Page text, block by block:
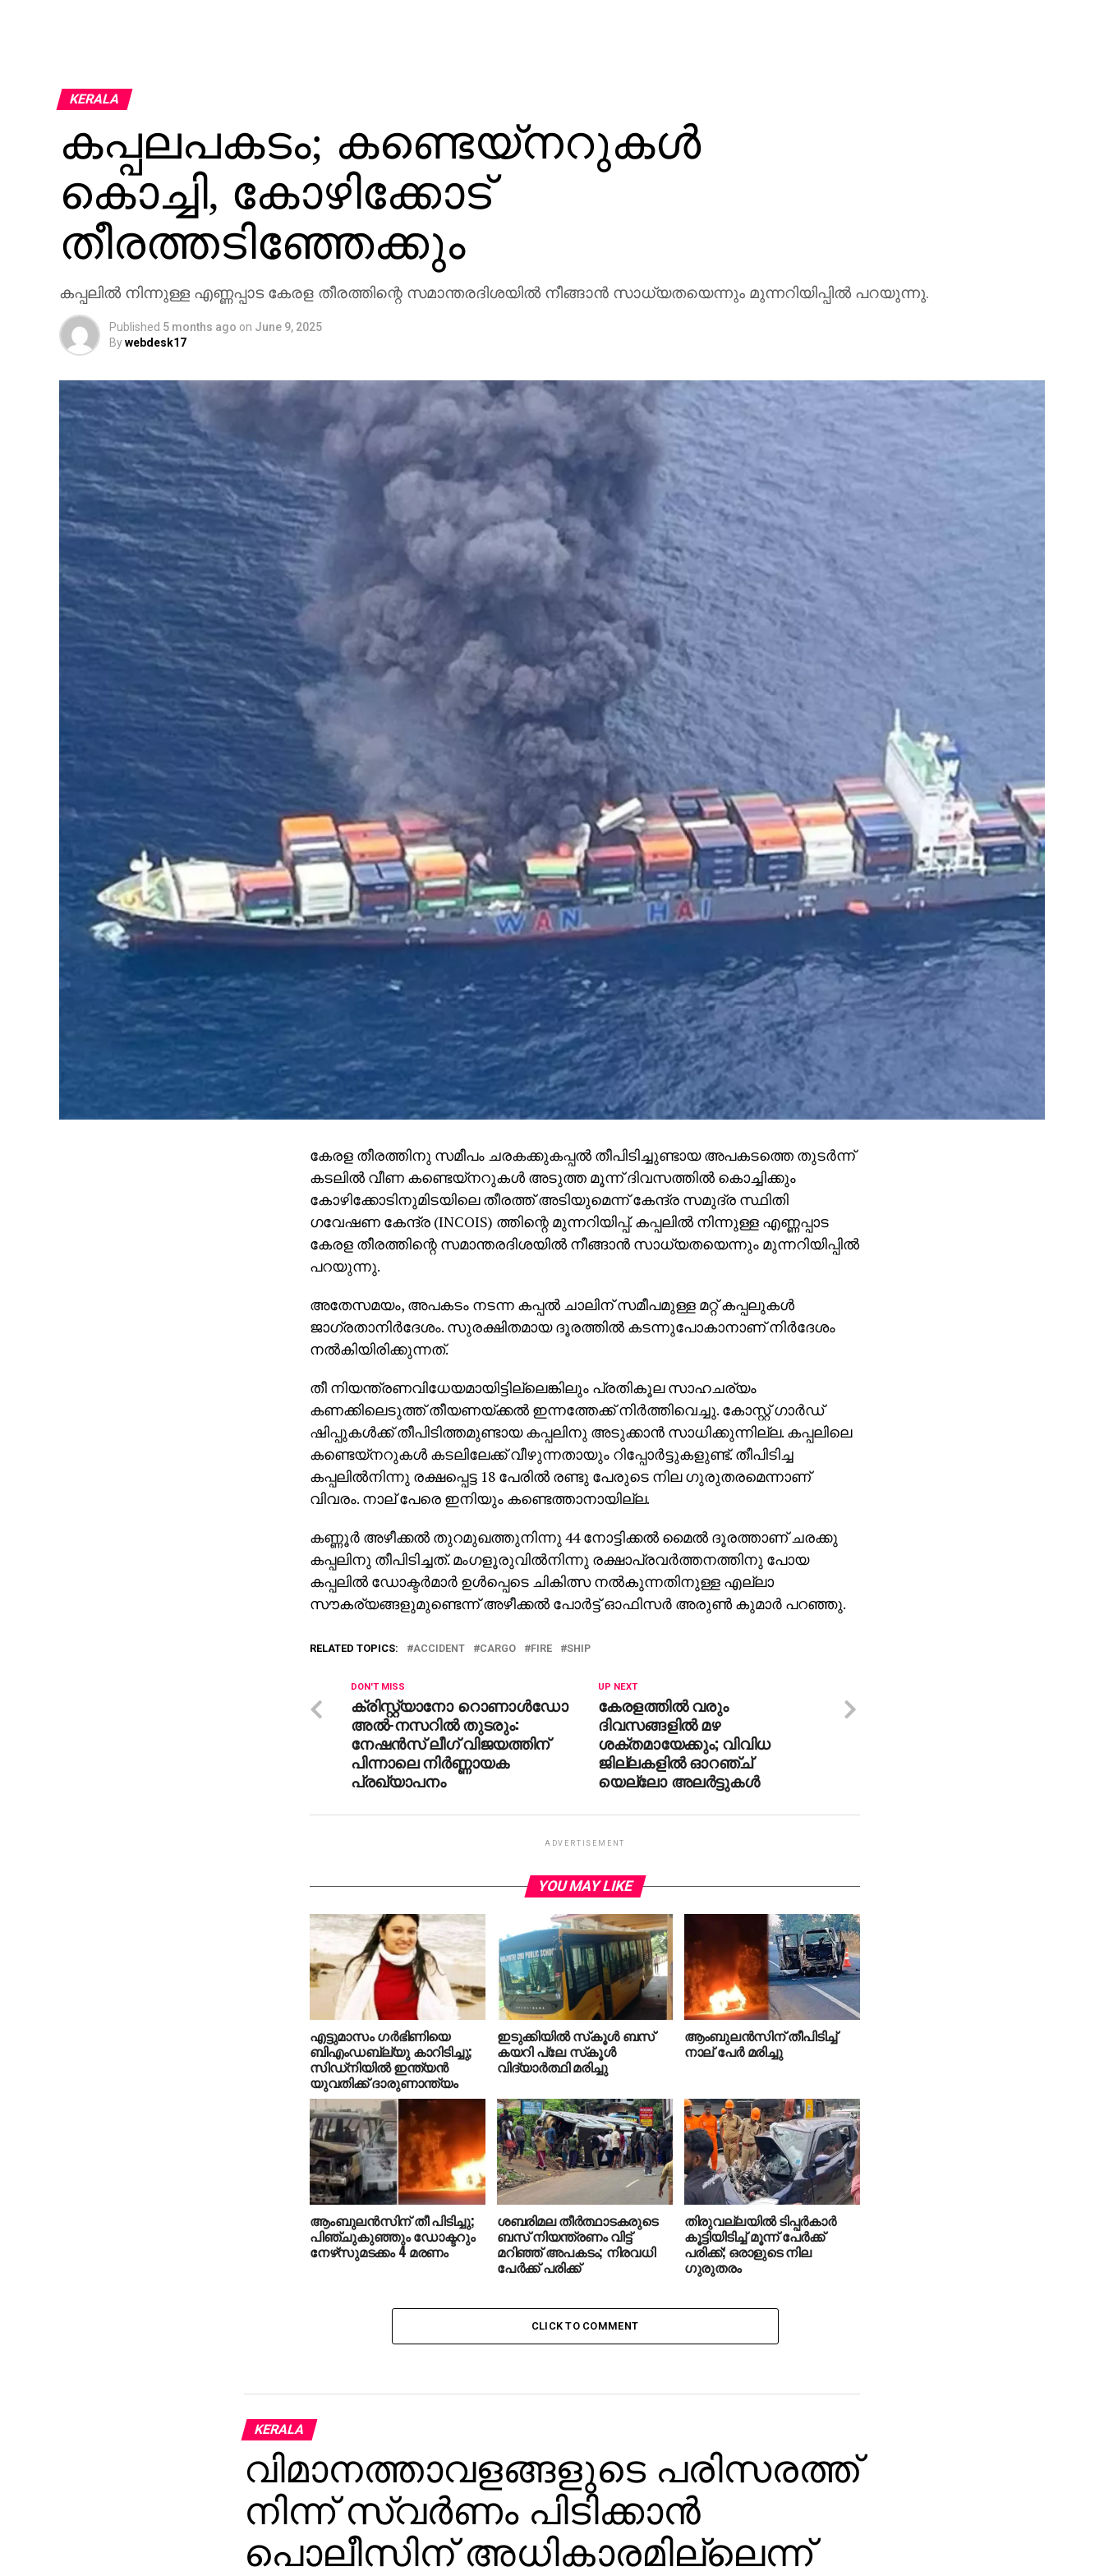
KERALA
കപ്പലപകടം; കണ്ടെയ്നറുകള്‍
കൊച്ചി, കോഴിക്കോട്
തീരത്തടിഞ്ഞേക്കും
കപ്പലില്‍ നിന്നുള്ള എണ്ണപ്പാട കേരള തീരത്തിന്റെ സമാന്തരദിശയില്‍ നീങ്ങാന്‍ സാധ്യതയെന്നും മുന്നറിയിപ്പില്‍ പറയുന്നു.
Published 5 months ago on June 9, 2025
Bywebdesk17
കേരള തീരത്തിനു സമീപം ചരകക്കുകപ്പല്‍ തീപിടിച്ചുണ്ടായ അപകടത്തെ തുടര്‍ന്ന്
കടലില്‍ വീണ കണ്ടെയ്നറുകള്‍ അടുത്ത മൂന്ന് ദിവസത്തില്‍ കൊച്ചിക്കും
കോഴിക്കോടിനുമിടയിലെ തീരത്ത് അടിയുമെന്ന് കേന്ദ്ര സമുദ്ര സ്ഥിതി
ഗവേഷണ കേന്ദ്ര (INCOIS) ത്തിന്റെ മുന്നറിയിപ്പ്. കപ്പലില്‍ നിന്നുള്ള എണ്ണപ്പാട
കേരള തീരത്തിന്റെ സമാന്തരദിശയില്‍ നീങ്ങാന്‍ സാധ്യതയെന്നും മുന്നറിയിപ്പില്‍
പറയുന്നു.
അതേസമയം, അപകടം നടന്ന കപ്പല്‍ ചാലിന് സമീപമുള്ള മറ്റ് കപ്പലുകള്‍
ജാഗ്രതാനിര്‍ദേശം. സുരക്ഷിതമായ ദൂരത്തില്‍ കടന്നുപോകാനാണ് നിര്‍ദേശം
നല്‍കിയിരിക്കുന്നത്.
തീ നിയന്ത്രണവിധേയമായിട്ടില്ലെങ്കിലും പ്രതികൂല സാഹചര്യം
കണക്കിലെടുത്ത് തീയണയ്ക്കല്‍ ഇന്നത്തേക്ക് നിര്‍ത്തിവെച്ചു. കോസ്റ്റ് ഗാര്‍ഡ്
ഷിപ്പുകള്‍ക്ക് തീപിടിത്തമുണ്ടായ കപ്പലിനു അടുക്കാന്‍ സാധിക്കുന്നില്ല. കപ്പലിലെ
കണ്ടെയ്‌നറുകള്‍ കടലിലേക്ക് വീഴുന്നതായും റിപ്പോര്‍ട്ടുകളുണ്ട്. തീപിടിച്ച
കപ്പലില്‍നിന്നു രക്ഷപ്പെട്ട 18 പേരില്‍ രണ്ടു പേരുടെ നില ഗുരുതരമെന്നാണ്
വിവരം. നാല് പേരെ ഇനിയും കണ്ടെത്താനായില്ല.
കണ്ണൂര്‍ അഴീക്കല്‍ തുറമുഖത്തുനിന്നു 44 നോട്ടിക്കല്‍ മൈല്‍ ദൂരത്താണ് ചരക്കു
കപ്പലിനു തീപിടിച്ചത്. മംഗളൂരുവില്‍നിന്നു രക്ഷാപ്രവര്‍ത്തനത്തിനു പോയ
കപ്പലില്‍ ഡോക്ടര്‍മാര്‍ ഉള്‍പ്പെടെ ചികിത്സ നല്‍കുന്നതിനുള്ള എല്ലാ
സൗകര്യങ്ങളുമുണ്ടെന്ന് അഴീക്കല്‍ പോര്‍ട്ട് ഓഫിസര്‍ അരുണ്‍ കുമാര്‍ പറഞ്ഞു.
RELATED TOPICS: ACCIDENT CARGO FIRE SHIP
UP NEXT
കേരളത്തില്‍ വരും
ദിവസങ്ങളില്‍ മഴ
ശക്തമായേക്കും; വിവിധ
ജില്ലകളില്‍ ഓറഞ്ച്
യെല്ലോ അലര്‍ട്ടുകള്‍
DON'T MISS
ക്രിസ്റ്റ്യാനോ റൊണാള്‍ഡോ
അല്‍-നസറില്‍ തുടരും:
നേഷന്‍സ് ലീഗ് വിജയത്തിന്
പിന്നാലെ നിര്‍ണ്ണായക
പ്രഖ്യാപനം
ADVERTISEMENT
YOU MAY LIKE
എട്ടുമാസം ഗര്‍ഭിണിയെ
ബിഎംഡബ്ല്യു കാറിടിച്ചു;
സിഡ്‌നിയില്‍ ഇന്ത്യന്‍
യുവതിക്ക് ദാരുണാന്ത്യം
ഇടുക്കിയില്‍ സ്‌കൂള്‍ ബസ്
കയറി പ്ലേ സ്‌കൂള്‍
വിദ്യാര്‍ത്ഥി മരിച്ചു
ആംബുലന്‍സിന് തീപിടിച്ച്
നാല് പേര്‍ മരിച്ചു
ആംബുലന്‍സിന് തീ പിടിച്ചു;
പിഞ്ചുകുഞ്ഞും ഡോക്ടറും
നേഴ്‌സുമടക്കം 4 മരണം
ശബരിമല തീര്‍ത്ഥാടകരുടെ
ബസ് നിയന്ത്രണം വിട്ട്
മറിഞ്ഞ് അപകടം; നിരവധി
പേര്‍ക്ക് പരിക്ക്
തിരുവല്ലയില്‍ ടിപ്പര്‍കാര്‍
കൂട്ടിയിടിച്ച് മൂന്ന് പേര്‍ക്ക്
പരിക്ക്; ഒരാളുടെ നില
ഗുരുതരം
CLICK TO COMMENT
KERALA
വിമാനത്താവളങ്ങളുടെ പരിസരത്ത്
നിന്ന് സ്വര്‍ണം പിടിക്കാന്‍
പൊലീസിന് അധികാരമില്ലെന്ന്